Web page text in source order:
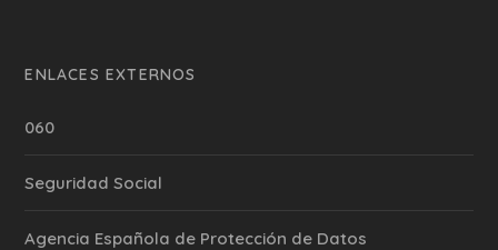
ENLACES EXTERNOS
060
Seguridad Social
Agencia Española de Protección de Datos